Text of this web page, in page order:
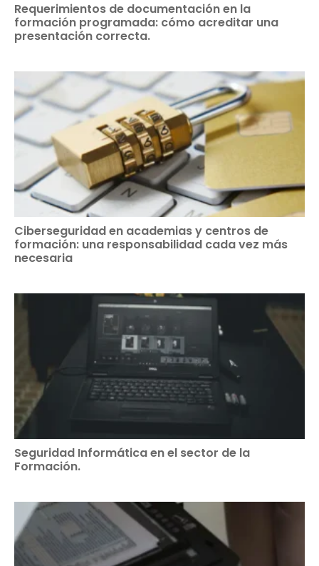
Requerimientos de documentación en la
formación programada: cómo acreditar una
presentación correcta.
Ciberseguridad en academias y centros de
formación: una responsabilidad cada vez más
necesaria
Seguridad Informática en el sector de la
Formación.